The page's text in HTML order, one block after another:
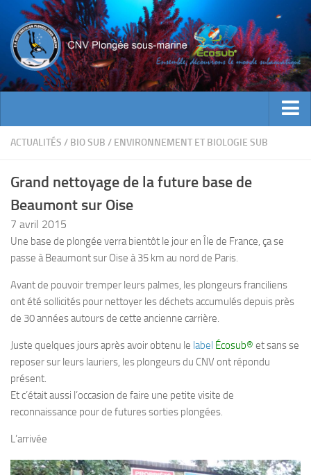
ACTUALITES
INFOS CNV
Contacts
Documents utiles
Encadrement
Historique
ECOLE DE PLONGEE
Formations
Jeune plongeur
Plongeur N3
ACTUALITÉS / BIO SUB / ENVIRONNEMENT ET BIOLOGIE SUB
Grand nettoyage de la future base de
Beaumont sur Oise
7 avril 2015
Une base de plongée verra bientôt le jour en Île de France, ça se
passe à Beaumont sur Oise à 35 km au nord de Paris.
Avant de pouvoir tremper leurs palmes, les plongeurs franciliens
ont été sollicités pour nettoyer les déchets accumulés depuis près
de 30 années autours de cette ancienne carrière.
Juste quelques jours après avoir obtenu le label Écosub® et sans se
reposer sur leurs lauriers, les plongeurs du CNV ont répondu
présent.
Et c’était aussi l’occasion de faire une petite visite de
reconnaissance pour de futures sorties plongées.
L’arrivée